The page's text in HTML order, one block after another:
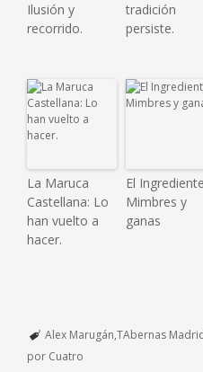
Ilusión y
recorrido.
tradición
persiste.
La Maruca
Castellana: Lo
han vuelto a
hacer.
El
Mimbres y
ganas
Alex Marugán TAbernas
por Cuatro